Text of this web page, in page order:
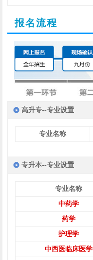
报名流程
高升专--专业设置
专业名称
专升本--专业设置
专业名称
中药学
药学
护理学
中西医临床医学